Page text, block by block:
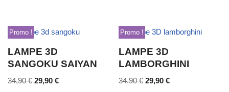
Promo !
LAMPE 3D
SANGOKU SAIYAN
34,90€ 29,90 €
Promo !
LAMPE 3D
LAMBORGHINI
34,90€ 29,90€